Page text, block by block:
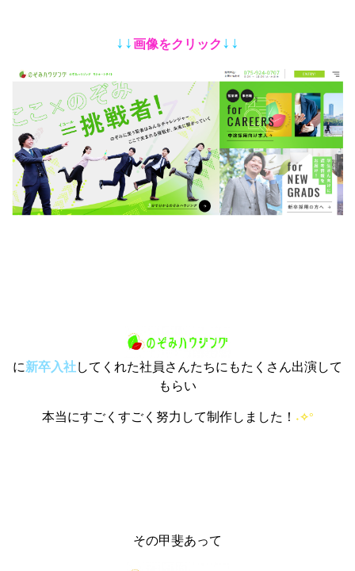
↓↓画像をクリック ↓↓
に新卒入社してくれた社員さんたちにもたくさん出演して
もらい
本当にすごくすごく努力して制作しました！ ˖✧°
その甲斐あって